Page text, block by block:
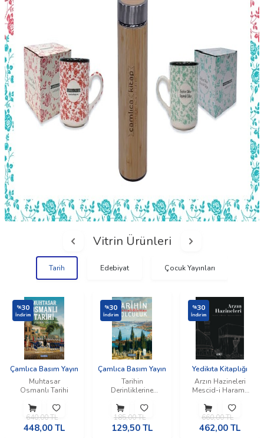
Vitrin Ürünleri
Tarih Edebiyat Çocuk Yayınları
%30
İndirim
Çamlıca Basım Yayın
Muhtasar
Osmanlı Tarihi
640,00TL
448,00 TL
%30
İndirim
Çamlıca Basım Yayın
Tarihin
Derinliklerine
185,00TL
129,50 TL
%30
İndirim
Yedikıta Kitaplığı
Arzın Hazineleri
Mescid-i Haram-
660,00TL
462,00 TL